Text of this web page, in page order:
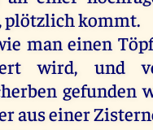
,plötzlichkommt.
man einen
wird, und
gefunden
auseiner